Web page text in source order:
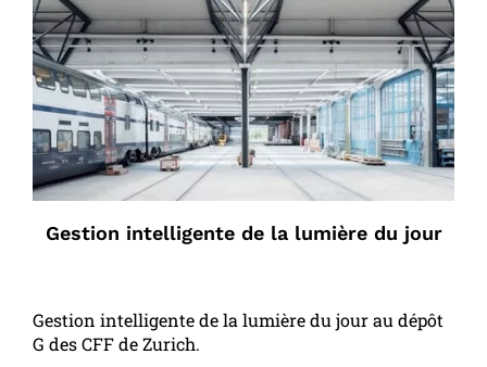
Gestion intelligente de la lumière du jour
Gestion intelligente de la lumière du jour au dépôt
G des CFF de Zurich.